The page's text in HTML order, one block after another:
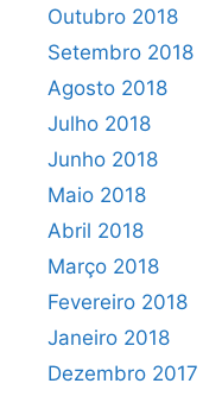
Outubro 2018
Setembro 2018
Agosto 2018
Julho 2018
Junho 2018
Maio 2018
Abril 2018
Março 2018
Fevereiro 2018
Janeiro 2018
Dezembro 2017